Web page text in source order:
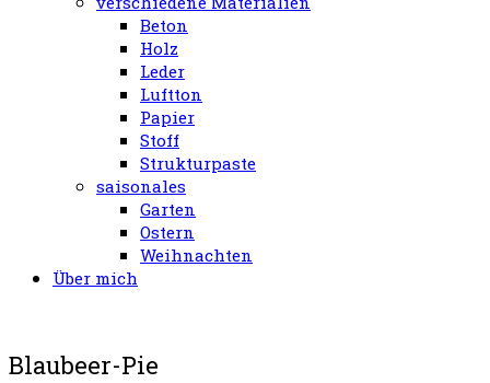
Beton
Holz
Leder
Luftton
Papier
Stoff
Strukturpaste
saisonales
Garten
Ostern
Weihnachten
Über mich
Blaubeer-Pie